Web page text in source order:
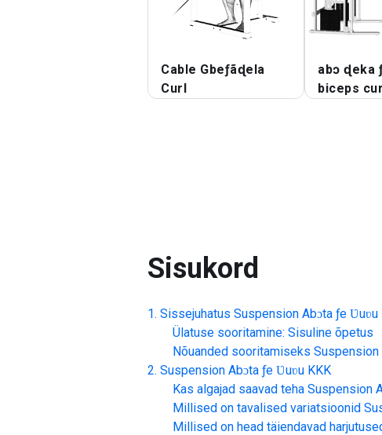
Cable Gbeƒãɖela
Curl
abɔ ɖeka
biceps
Sisukord
Sissejuhatus Suspension Abɔta ƒe Ʋuʋu
Ülatuse sooritamine: Sisuline õpetus
Nõuanded sooritamiseks Suspension
Suspension Abɔta ƒe Ʋuʋu KKK
Kas algajad saavad teha Suspension
Millised on tavalised variatsioonid
Millised on head täiendavad